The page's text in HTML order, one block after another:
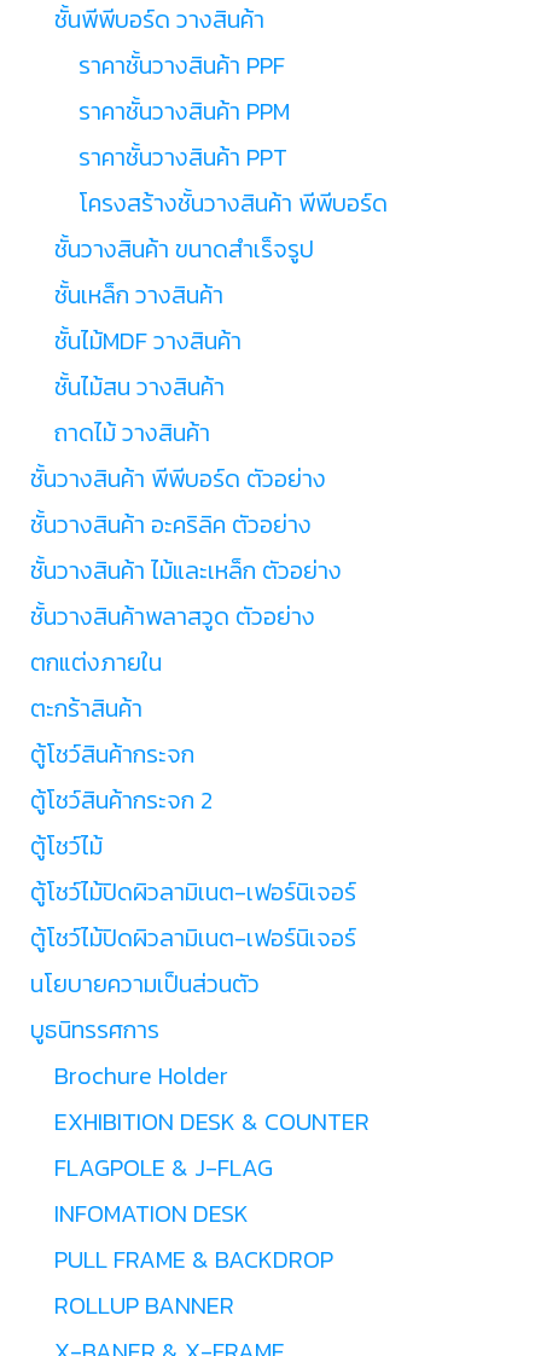
ชั้นพีพีบอร์ด วางสินค้า
ราคาชั้นวางสินค้า PPF
ราคาชั้นวางสินค้า PPM
ราคาชั้นวางสินค้า PPT
โครงสร้างชั้นวางสินค้า พีพีบอร์ด
ชั้นวางสินค้า ขนาดสำเร็จรูป
ชั้นเหล็ก วางสินค้า
ชั้นไม้MDF วางสินค้า
ชั้นไม้สน วางสินค้า
ถาดไม้ วางสินค้า
ชั้นวางสินค้า พีพีบอร์ด ตัวอย่าง
ชั้นวางสินค้า อะคริลิค ตัวอย่าง
ชั้นวางสินค้า ไม้และเหล็ก ตัวอย่าง
ชั้นวางสินค้าพลาสวูด ตัวอย่าง
ตกแต่งภายใน
ตะกร้าสินค้า
ตู้โชว์สินค้ากระจก
ตู้โชว์สินค้ากระจก 2
ตู้โชว์ไม้
ตู้โชว์ไม้ปิดผิวลามิเนต-เฟอร์นิเจอร์
ตู้โชว์ไม้ปิดผิวลามิเนต-เฟอร์นิเจอร์
นโยบายความเป็นส่วนตัว
บูธนิทรรศการ
Brochure Holder
EXHIBITION DESK & COUNTER
FLAGPOLE & J-FLAG
INFOMATION DESK
PULL FRAME & BACKDROP
ROLLUP BANNER